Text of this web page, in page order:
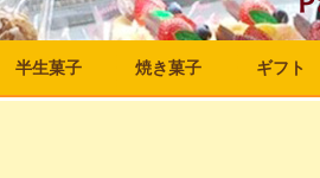
半生菓子 焼き菓子 ギフト